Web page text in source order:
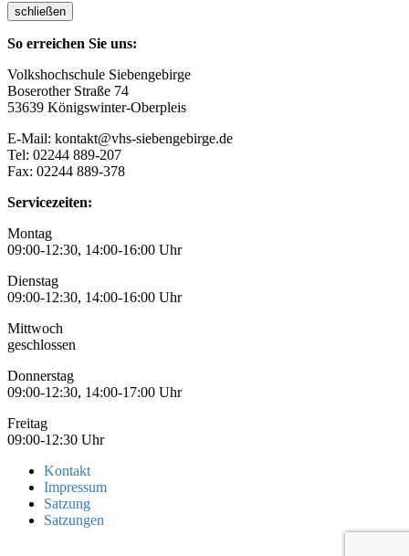
schließen
So erreichen Sie uns:
Volkshochschule Siebengebirge
Boserother Straße 74
53639 Königswinter-Oberpleis
E-Mail: kontakt@vhs-siebengebirge.de
Tel: 02244 889-207
Fax: 02244 889-378
Servicezeiten:
Montag
09:00-12:30, 14:00-16:00 Uhr
Dienstag
09:00-12:30, 14:00-16:00 Uhr
Mittwoch
geschlossen
Donnerstag
09:00-12:30, 14:00-17:00 Uhr
Freitag
09:00-12:30 Uhr
Kontakt
Impressum
Satzung
Satzungen